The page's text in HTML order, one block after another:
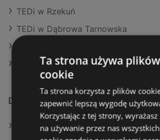
TEDi w Rzekuń
TEDi w Dąbrowa Tarnowska
TEDi w Brzozów
Dodatkowe łącza
Oferty TEDi
Ta strona używa plików
cookie
Ta strona korzysta z plików
zapewnić lepszą wygodę
Korzystając z tej strony, wyrażasz
na używanie przez nas